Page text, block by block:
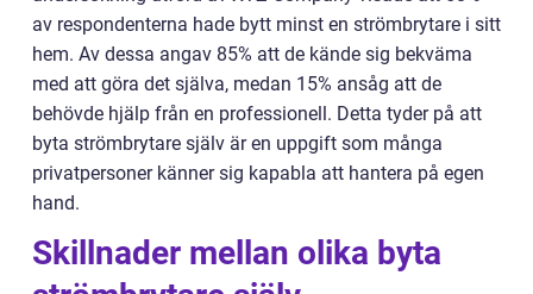
av respondenterna hade bytt minst en strömbrytare i sitt
hem. Av dessa angav 85% att de kände sig bekväma
med att göra det själva, medan 15% ansåg att de
behövde hjälp från en professionell. Detta tyder på att
byta strömbrytare själv är en uppgift som många
privatpersoner känner sig kapabla att hantera på egen
hand.
Skillnader mellan olika byta